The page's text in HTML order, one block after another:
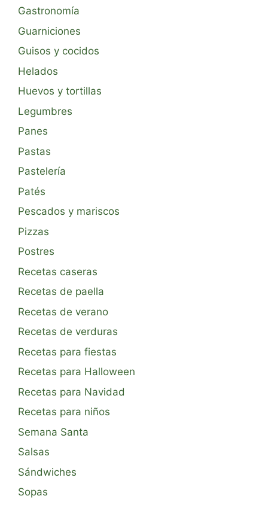
Gastronomía
Guarniciones
Guisos y cocidos
Helados
Huevos y tortillas
Legumbres
Panes
Pastas
Pastelería
Patés
Pescados y mariscos
Pizzas
Postres
Recetas caseras
Recetas de paella
Recetas de verano
Recetas de verduras
Recetas para fiestas
Recetas para Halloween
Recetas para Navidad
Recetas para niños
Semana Santa
Salsas
Sándwiches
Sopas